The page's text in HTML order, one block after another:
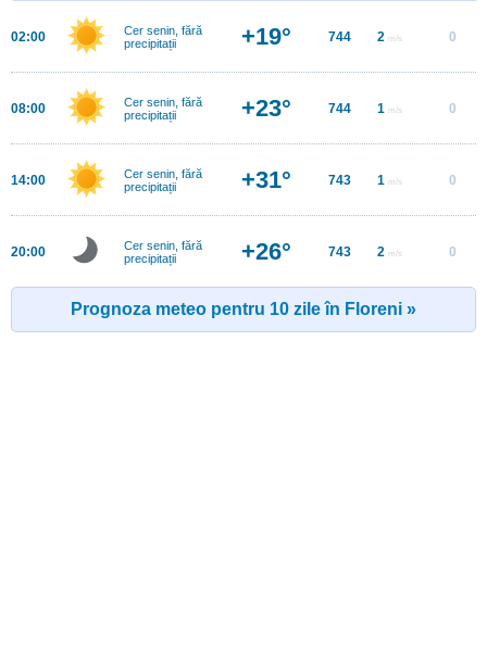
02:00
Cer senin, fără
precipitații
+19° 744 2 m/s 0
08:00
Cer senin, fără
precipitații
+23° 744 1 m/s 0
14:00
Cer senin, fără
precipitații
+31° 743 1 m/s 0
20:00
Cer senin, fără
precipitații
+26° 743 2 m/s 0
Prognoza meteo pentru 10 zile în Floreni »